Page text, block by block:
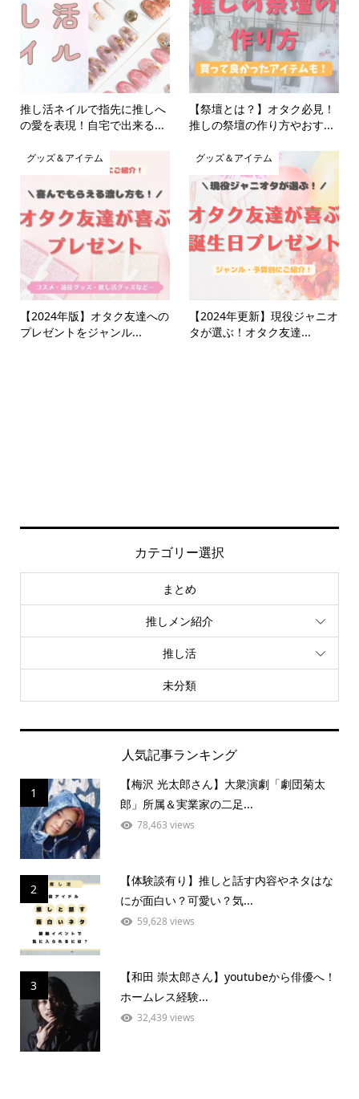
推し活ネイルで指先に推しへ
の愛を表現！自宅で出来る...
【祭壇とは？】オタク必見！
推しの祭壇の作り方やおす...
グッズ＆アイテム
【2024年版】オタク友達への
プレゼントをジャンル...
グッズ＆アイテム
【2024年更新】現役ジャニオ
タが選ぶ！オタク友達...
カテゴリー選択
まとめ
推しメン紹介
推し活
未分類
人気記事ランキング
1
【梅沢 光太郎さん】大衆演劇「劇団菊太
郎」所属＆実業家の二足...
78,463 views
2
【体験談有り】推しと話す内容やネタはな
にが面白い？可愛い？気...
59,628 views
3
【和田 崇太郎さん】youtubeから俳優へ！
ホームレス経験...
32,439 views